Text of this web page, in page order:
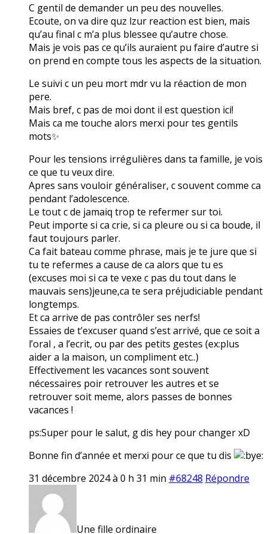
C gentil de demander un peu des nouvelles.
Ecoute, on va dire quz lzur reaction est bien, mais
qu’au final c m’a plus blessee qu’autre chose.
Mais je vois pas ce qu’ils auraient pu faire d’autre si
on prend en compte tous les aspects de la situation.
Le suivi c un peu mort mdr vu la réaction de mon
pere.
Mais bref, c pas de moi dont il est question ici!
Mais ca me touche alors merxi pour tes gentils
mots✨
Pour les tensions irrégulières dans ta famille, je vois
ce que tu veux dire.
Apres sans vouloir généraliser, c souvent comme ca
pendant l’adolescence.
Le tout c de jamaiq trop te refermer sur toi.
Peut importe si ca crie, si ca pleure ou si ca boude, il
faut toujours parler.
Ca fait bateau comme phrase, mais je te jure que si
tu te refermes a cause de ca alors que tu es
(excuses moi si ca te vexe c pas du tout dans le
mauvais sens)jeune,ca te sera préjudiciable pendant
longtemps.
Et ca arrive de pas contrôler ses nerfs!
Essaies de t’excuser quand s’est arrivé, que ce soit a
l’oral , a l’ecrit, ou par des petits gestes (ex:plus
aider a la maison, un compliment etc..)
Effectivement les vacances sont souvent
nécessaires poir retrouver les autres et se
retrouver soit meme, alors passes de bonnes
vacances !
ps:Super pour le salut, g dis hey pour changer xD
Bonne fin d’année et merxi pour ce que tu dis
31 décembre 2024 à 0 h 31 min #68248 Répondre
Une fille ordinaire